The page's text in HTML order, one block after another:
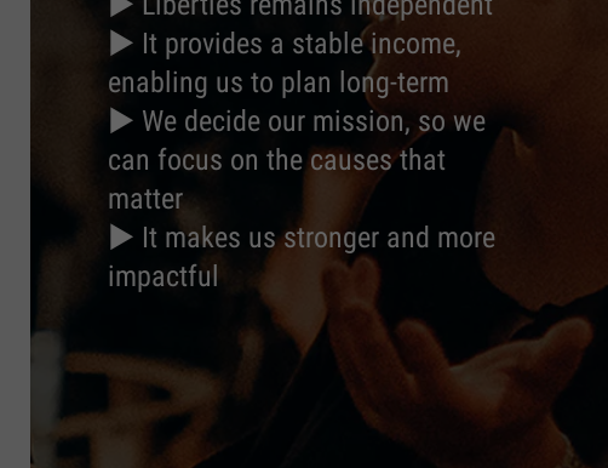
► It provides a stable income,
enabling us to plan long-term
► We decide our mission, so we
can focus on the causes that
matter
► It makes us stronger and more
impactful